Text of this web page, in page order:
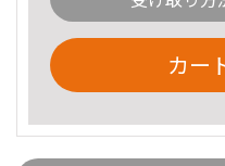
カー